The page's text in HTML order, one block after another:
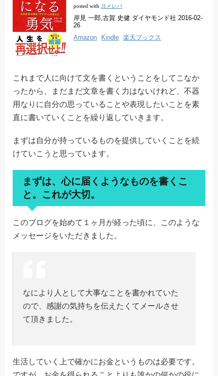
posted with ヨメレバ
岸見 一郎,古賀 史健 ダイヤモンド社 2016-02-
26
Amazon
Kindle 楽天ブックス
これまで人に向けて文を書くということをしてこなか
ったから、まだまだ文章を書く力はないけれど、不器
用なりに自分の思っていることや表現したいことを素
直に書いていくことを繰り返していきます。
まずは自分が持っているものを提供していくことを続
けていこうと思っています。
まずは、心に届くようなものを書くこ
と。これが大切。
このブログを始めて１ヶ月が経った頃に、このような
メッセージをいただきました。
なにより人として大事なことを書かれていた
ので、感謝の気持ちを伝えたくてメールさせ
て頂きました。
生活していく上で確かにお金というものは必要です。